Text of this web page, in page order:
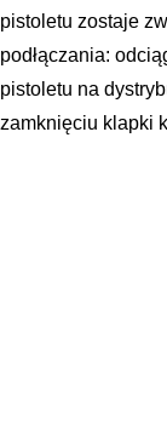
pistoletu zostaje
podłączania:
pistoletu na
zamknięciu klapki